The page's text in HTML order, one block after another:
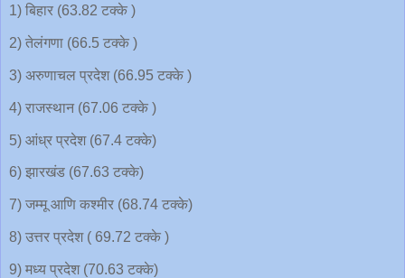
1) बिहार (63.82 टक्के )
2) तेलंगणा (66.5 टक्के )
3) अरुणाचल प्रदेश (66.95 टक्के )
4) राजस्थान (67.06 टक्के )
5) आंध्र प्रदेश (67.4 टक्के)
6) झारखंड (67.63 टक्के)
7) जम्मू आणि कश्मीर (68.74 टक्के)
8) उत्तर प्रदेश ( 69.72 टक्के )
9) मध्य प्रदेश (70.63 टक्के)